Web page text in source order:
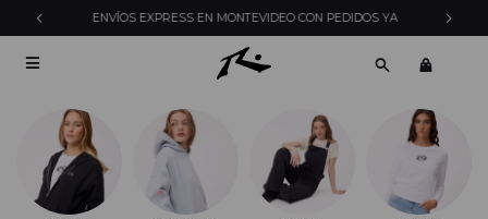
ENVÍOS EXPRESS EN MONTEVIDEO CON PEDIDOS YA
